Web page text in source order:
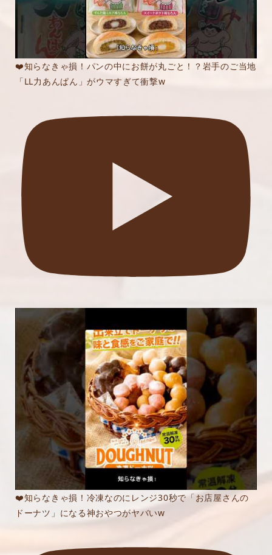
❤️知らなきゃ損！パンの中にお餅が丸ごと！？岩手のご当地
「LL力あんぱん」がウマすぎて衝撃w
❤️知らなきゃ損！冷凍なのにレンジ30秒で「お店屋さんの
ドーナツ」になる神おやつがヤバいw